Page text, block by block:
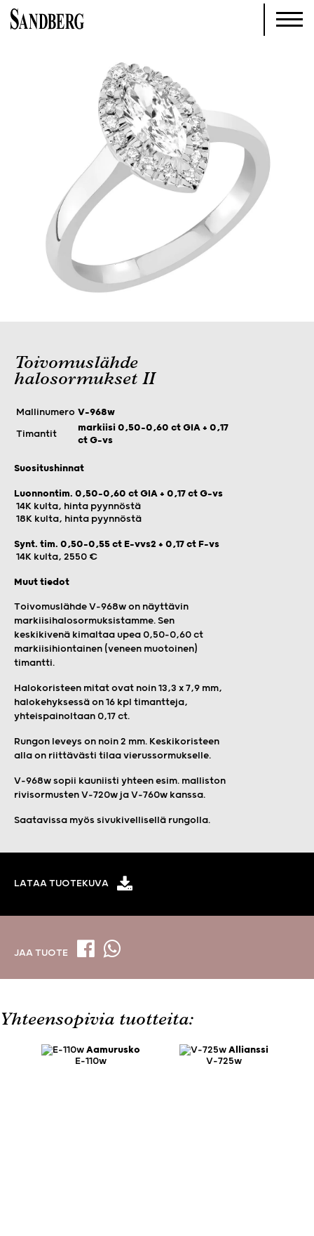
Toivomuslähde
halosormukset II
Mallinumero V-968w
Timantit
markiisi 0,50–0,60 ct GIA + 0,17
ct G-vs
Suositushinnat
Luonnontim. 0,50–0,60 ct GIA + 0,17 ct G-vs
14K kulta, hinta pyynnöstä
18K kulta, hinta pyynnöstä
Synt. tim. 0,50-0,55 ct E-vvs2 + 0,17 ct F-vs
14K kulta, 2550 €
Muut tiedot
Toivomuslähde V-968w on näyttävin
markiisihalosormuksistamme. Sen
keskikivenä kimaltaa upea 0,50–0,60 ct
markiisihiontainen (veneen muotoinen)
timantti.
Halokoristeen mitat ovat noin 13,3 x 7,9 mm,
halokehyksessä on 16 kpl timantteja,
yhteispainoltaan 0,17 ct.
Rungon leveys on noin 2 mm. Keskikoristeen
alla on riittävästi tilaa vierussormukselle.
V-968w sopii kauniisti yhteen esim. malliston
rivisormusten V-720w ja V-760w kanssa.
Saatavissa myös sivukivellisellä rungolla.
LATAA TUOTEKUVA
JAA TUOTE
Yhteensopivia tuotteita:
Aamurusko
E-110w
Allianssi
V-725w